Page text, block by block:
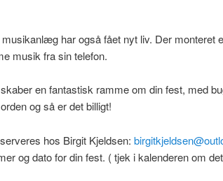
har også fået nyt liv. Der monteret
musik fra sin telefon.
en fantastisk ramme om din fest, med
og så er det billigt!
hos Birgit Kjeldsen:
og dato for din fest. ( tjek i kalenderen om